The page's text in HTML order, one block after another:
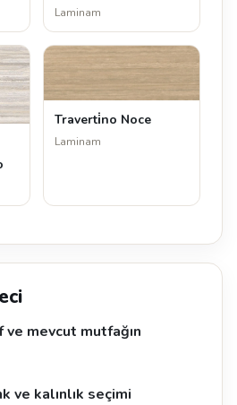
Laminam
Traverti̇no Noce
Laminam
mevcut mutfağın
ve kalınlık seçimi